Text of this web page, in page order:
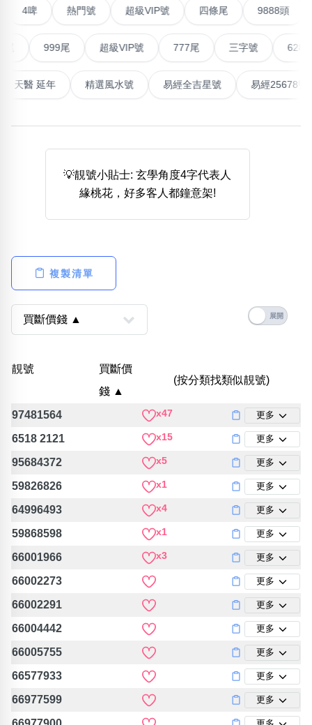
無0 無2無3無4無5 無7無8 無9
熱門分類
888尾
999尾 777尾 9字頭 6字頭
無4字
全大數字
5萬以上 生天延 全吉星(全號)
高級分類 i
位置分類
次數分類
生日分類
生天延/貴財成
易經六四卦象
清除全部分類
搜尋
聯號 4啤 熱門號 超級VIP號 四條尾
超級VIP號 777尾 三字號 6288頭
高能量生氣 天醫 延年 精選風水號 易經全吉星號 易
💡靚號小貼士: 玄學角度4字代表人
緣桃花，好多客人都鐘意架!
複製清單
靚號
買斷價
錢 ▲
(按分類找類似靚號)
97481564 x47 更多
6518 2121 x15 更多
95684372 x5 更多
59826826 x1 更多
64996493 x4 更多
59868598 x1 更多
66001966 x3 更多
66002273 更多
66002291 更多
66004442 更多
66005755 更多
66577933 更多
66977599 更多